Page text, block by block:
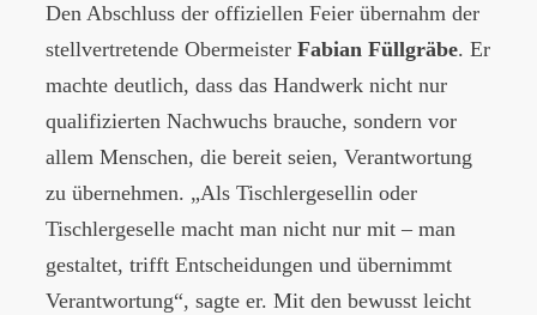
Den Abschluss der offiziellen Feier übernahm der
stellvertretende Obermeister Fabian Füllgräbe. Er
machte deutlich, dass das Handwerk nicht nur
qualifizierten Nachwuchs brauche, sondern vor
allem Menschen, die bereit seien, Verantwortung
zu übernehmen. „Als Tischlergesellin oder
Tischlergeselle macht man nicht nur mit – man
gestaltet, trifft Entscheidungen und übernimmt
Verantwortung“, sagte er. Mit den bewusst leicht